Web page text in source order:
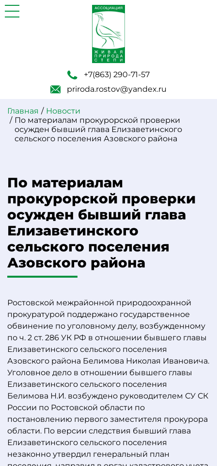
+7(863) 290-71-57
priroda.rostov@yandex.ru
Главная
Новости
По материалам прокурорской проверки
осужден бывший глава Елизаветинского
сельского поселения Азовского района
По материалам
прокурорской проверки
осужден бывший глава
Елизаветинского
сельского поселения
Азовского района
Ростовской межрайонной природоохранной
прокуратурой поддержано государственное
обвинение по уголовному делу, возбужденному
по ч. 2 ст. 286 УК РФ в отношении бывшего главы
Елизаветинского сельского поселения
Азовского района Белимова Николая Ивановича.
Уголовное дело в отношении бывшего главы
Елизаветинского сельского поселения
Белимова Н.И. возбуждено руководителем СУ СК
России по Ростовской области по
постановлению первого заместителя прокурора
области. По версии следствия бывший глава
Елизаветинского сельского поселения
незаконно утвердил генеральный план